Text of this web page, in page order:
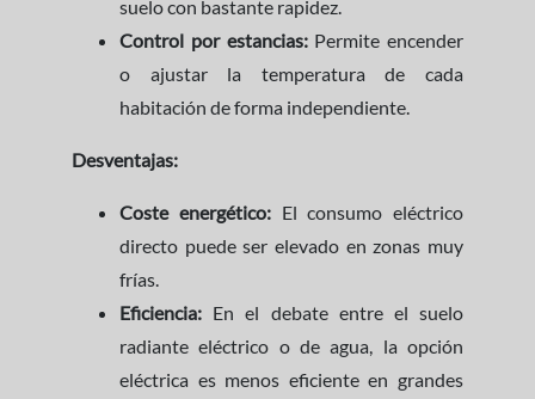
suelo con bastante rapidez.
Control por estancias:Permite encender
o ajustar la temperatura de cada
habitación de forma independiente.
Desventajas:
Coste energético:El consumo eléctrico
directo puede ser elevado en zonas muy
frías.
Eficiencia: En el debate entre el suelo
radiante eléctrico o de agua, la opción
eléctrica es menos eficiente en grandes